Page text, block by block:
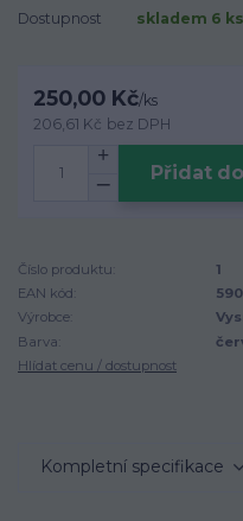
Dostupnost skladem 6 ks
250,00 Kč/ks
206,61 Kč bez DPH
Přidat
Číslo produktu:
1
EAN kód:
Výrobce:
Barva:
Hlídat cenu / dostupnost
Kompletní specifikace